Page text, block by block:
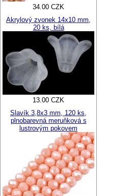
34.00 CZK
Akrylový zvonek 14x10 mm,
20 ks, bílá
13.00 CZK
Slavík 3,8x3 mm, 120 ks,
plnobarevná meruňková s
lustrovým pokovem